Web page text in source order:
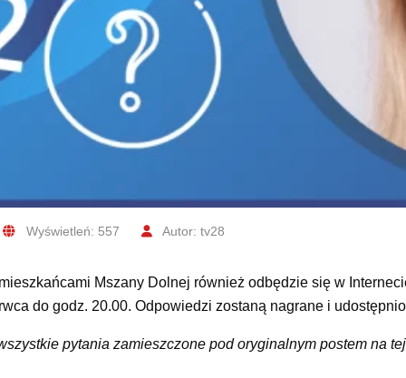
Wyświetleń: 557 Autor: tv28
Mszany Dolnej również odbędzie się w
do godz. 20.00. Odpowiedzi zostaną nagrane i
pytania zamieszczone pod oryginalnym postem na